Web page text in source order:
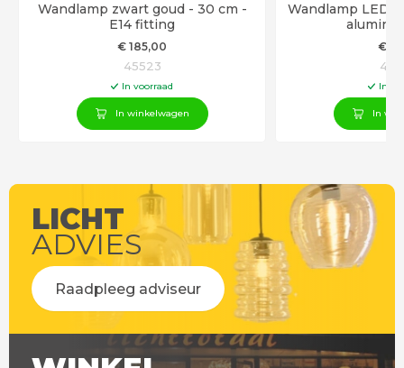
Wandlamp zwart goud - 30 cm -
E14 fitting
€ 185,00
45523
In voorraad
In winkelwagen
Wandlamp LED
€
In
In
LICHT
ADVIES
Raadpleeg adviseur